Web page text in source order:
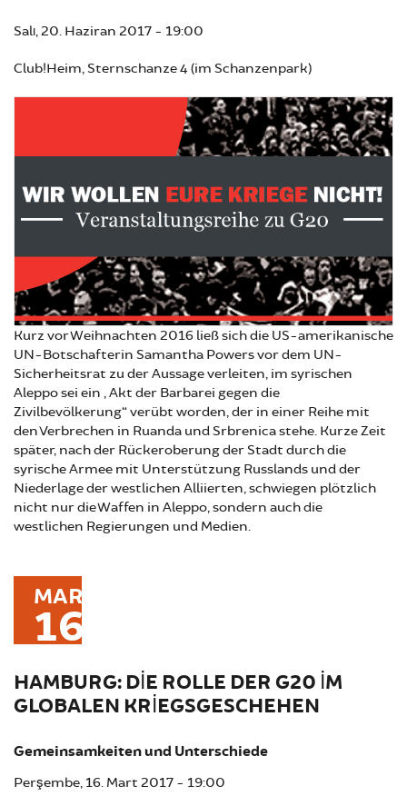
Salı, 20. Haziran 2017 - 19:00
Club!Heim, Sternschanze 4 (im Schanzenpark)
Kurz vor Weihnachten 2016 ließ sich die US-amerikanische
UN-Botschafterin Samantha Powers vor dem UN-
Sicherheitsrat zu der Aussage verleiten, im syrischen
Aleppo sei ein „Akt der Barbarei gegen die
Zivilbevölkerung“ verübt worden, der in einer Reihe mit
den Verbrechen in Ruanda und Srbrenica stehe. Kurze Zeit
später, nach der Rückeroberung der Stadt durch die
syrische Armee mit Unterstützung Russlands und der
Niederlage der westlichen Alliierten, schwiegen plötzlich
nicht nur die Waffen in Aleppo, sondern auch die
westlichen Regierungen und Medien.
MAR
16
HAMBURG: DIE ROLLE DER G20 IM
GLOBALEN KRIEGSGESCHEHEN
Gemeinsamkeiten und Unterschiede
Perşembe, 16. Mart 2017 - 19:00